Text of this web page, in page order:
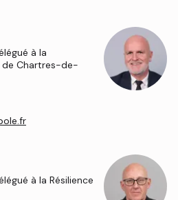
à la
de Chartres-de-
à la Résilience